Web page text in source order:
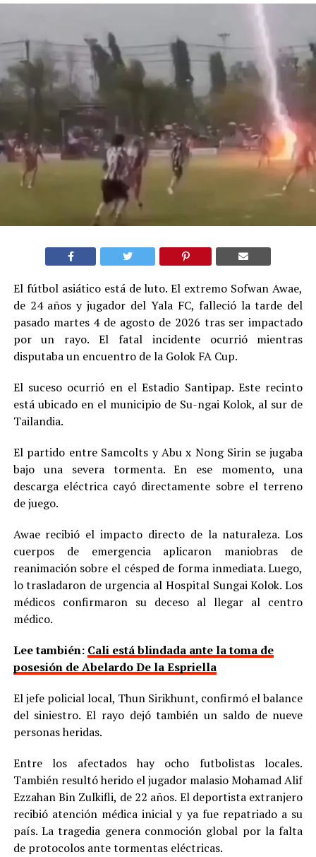
El fútbol asiático está de luto. El extremo Sofwan Awae,
de 24 años y jugador del Yala FC, falleció la tarde del
pasado martes 4 de agosto de 2026 tras ser impactado
por un rayo. El fatal incidente ocurrió mientras
disputaba un encuentro de la Golok FA Cup.
El suceso ocurrió en el Estadio Santipap. Este recinto
está ubicado en el municipio de Su-ngai Kolok, al sur de
Tailandia.
El partido entre Samcolts y Abu x Nong Sirin se jugaba
bajo una severa tormenta. En ese momento, una
descarga eléctrica cayó directamente sobre el terreno
de juego.
Awae recibió el impacto directo de la naturaleza. Los
cuerpos de emergencia aplicaron maniobras de
reanimación sobre el césped de forma inmediata. Luego,
lo trasladaron de urgencia al Hospital Sungai Kolok. Los
médicos confirmaron su deceso al llegar al centro
médico.
Lee también: Cali está blindada ante la toma de
posesión de Abelardo De la Espriella
El jefe policial local, Thun Sirikhunt, confirmó el balance
del siniestro. El rayo dejó también un saldo de nueve
personas heridas.
Entre los afectados hay ocho futbolistas locales.
También resultó herido el jugador malasio Mohamad Alif
Ezzahan Bin Zulkifli, de 22 años. El deportista extranjero
recibió atención médica inicial y ya fue repatriado a su
país. La tragedia genera conmoción global por la falta
de protocolos ante tormentas eléctricas.